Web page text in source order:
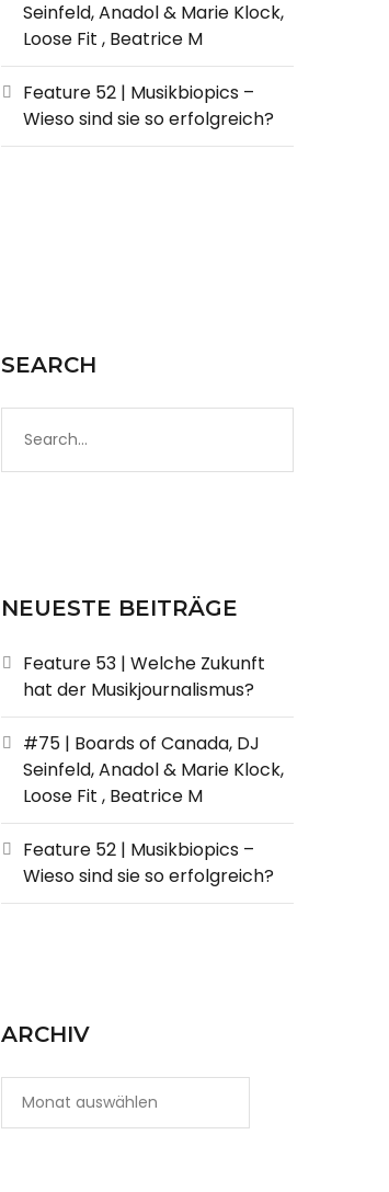
Seinfeld, Anadol & Marie Klock,
Loose Fit , Beatrice M
Feature 52 | Musikbiopics –
Wieso sind sie so erfolgreich?
SEARCH
NEUESTE BEITRÄGE
Feature 53 | Welche Zukunft
hat der Musikjournalismus?
#75 | Boards of Canada, DJ
Seinfeld, Anadol & Marie Klock,
Loose Fit , Beatrice M
Feature 52 | Musikbiopics –
Wieso sind sie so erfolgreich?
ARCHIV